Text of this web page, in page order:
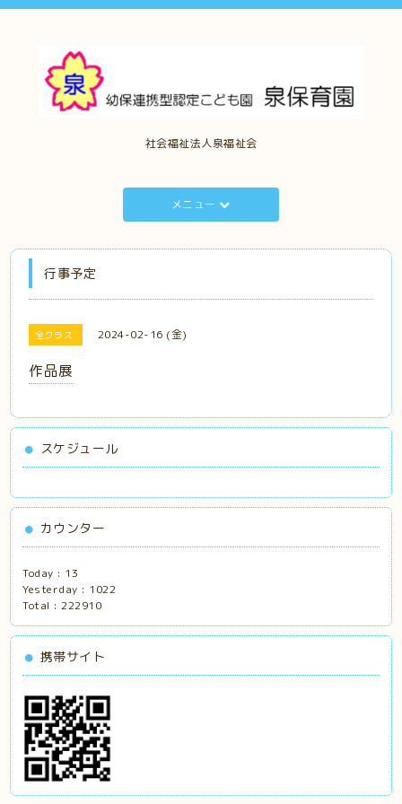
社会福祉法人泉福祉会
メニュー
行事予定
全クラス 2024-02-16 (金)
作品展
スケジュール
カウンター
Today : 13
Yesterday : 1022
Total :222910
携帯サイト